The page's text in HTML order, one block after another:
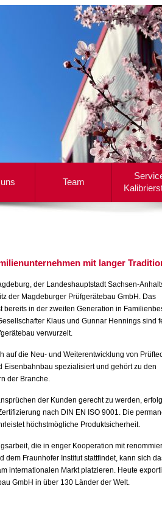
Team
mit langer
der Landeshauptstadt Sachsen-
der Magdeburger Prüfgerätebau GmbH. Das
bereits in der zweiten Generation in
Klaus und Gunnar Hennings sind
verwurzelt.
auf die Neu- und Weiterentwicklung von
Eisenbahnbau spezialisiert und gehört zu den
der Branche.
der Kunden gerecht zu werden,
nach DIN EN ISO 9001. Die
höchstmögliche Produktsicherheit.
die in enger Kooperation mit
dem Fraunhofer Institut stattfindet, kann sich
internationalen Markt platzieren. Heute
GmbH in über 130 Länder der Welt.